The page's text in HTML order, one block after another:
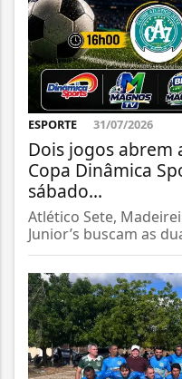
ESPORTE 31/07/2026
Dois jogos abrem
Copa Dinâmica
sábado...
Atlético Sete,
Junior’s buscam as